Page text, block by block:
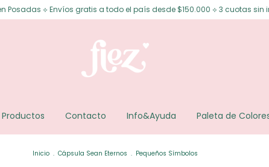
a todo el país desde $150.000 ⟡ 3 cuotas sin interés ⟡ 6 cuotas
Productos Contacto Info&Ayuda Paleta de
Inicio . Cápsula Sean Eternos . Pequeños Símbolos